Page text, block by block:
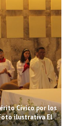
Cívico por los
ilustrativa El